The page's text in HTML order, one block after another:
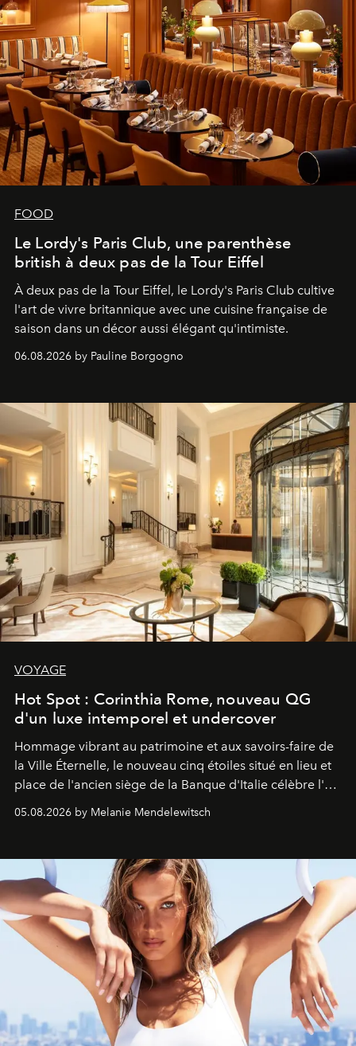
FOOD
Le Lordy's Paris Club, une parenthèse
british à deux pas de la Tour Eiffel
À deux pas de la Tour Eiffel, le Lordy's Paris Club cultive
l'art de vivre britannique avec une cuisine française de
saison dans un décor aussi élégant qu'intimiste.
06.08.2026 by Pauline Borgogno
VOYAGE
Hot Spot : Corinthia Rome, nouveau QG
d'un luxe intemporel et undercover
Hommage vibrant au patrimoine et aux savoirs-faire de
la Ville Éternelle, le nouveau cinq étoiles situé en lieu et
place de l'ancien siège de la Banque d'Italie célèbre l'art
de vivre Romain dans toute son élégance intemporelle.
05.08.2026 by Melanie Mendelewitsch